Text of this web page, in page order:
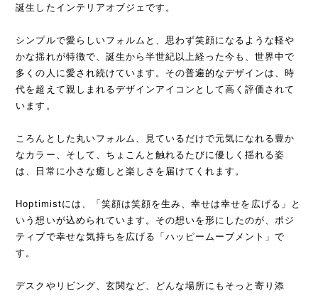
誕生したインテリアオブジェです。
シンプルで愛らしいフォルムと、思わず笑顔になるような軽や
かな揺れが特徴で、誕生から半世紀以上経った今も、世界中で
多くの人に愛され続けています。その普遍的なデザインは、時
代を超えて親しまれるデザインアイコンとして高く評価されて
います。
ころんとした丸いフォルム、見ているだけで元気になれる豊か
なカラー、そして、ちょこんと触れるたびに優しく揺れる姿
は、日常に小さな癒しと楽しさを届けてくれます。
Hoptimistには、「笑顔は笑顔を生み、幸せは幸せを広げる」と
いう想いが込められています。その想いを形にしたのが、ポジ
ティブで幸せな気持ちを広げる「ハッピームーブメント」で
す。
デスクやリビング、玄関など、どんな場所にもそっと寄り添